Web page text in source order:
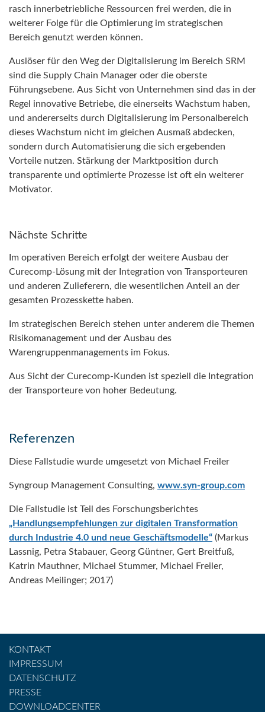
rasch innerbetriebliche Ressourcen frei werden, die in
weiterer Folge für die Optimierung im strategischen
Bereich genutzt werden können.
Auslöser für den Weg der Digitalisierung im Bereich SRM
sind die Supply Chain Manager oder die oberste
Führungsebene. Aus Sicht von Unternehmen sind das in der
Regel innovative Betriebe, die einerseits Wachstum haben,
und andererseits durch Digitalisierung im Personalbereich
dieses Wachstum nicht im gleichen Ausmaß abdecken,
sondern durch Automatisierung die sich ergebenden
Vorteile nutzen. Stärkung der Marktposition durch
transparente und optimierte Prozesse ist oft ein weiterer
Motivator.
Nächste Schritte
Im operativen Bereich erfolgt der weitere Ausbau der
Curecomp-Lösung mit der Integration von Transporteuren
und anderen Zulieferern, die wesentlichen Anteil an der
gesamten Prozesskette haben.
Im strategischen Bereich stehen unter anderem die Themen
Risikomanagement und der Ausbau des
Warengruppenmanagements im Fokus.
Aus Sicht der Curecomp-Kunden ist speziell die Integration
der Transporteure von hoher Bedeutung.
Referenzen
Diese Fallstudie wurde umgesetzt von Michael Freiler
Syngroup Management Consulting, www.syn-group.com
Die Fallstudie ist Teil des Forschungsberichtes
„Handlungsempfehlungen zur digitalen Transformation
durch Industrie 4.0 und neue Geschäftsmodelle“ (Markus
Lassnig, Petra Stabauer, Georg Güntner, Gert Breitfuß,
Katrin Mauthner, Michael Stummer, Michael Freiler,
Andreas Meilinger; 2017)
KONTAKT
IMPRESSUM
DATENSCHUTZ
PRESSE
DOWNLOADCENTER